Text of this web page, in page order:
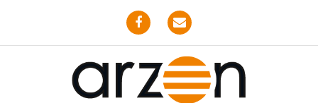
FacebookEmail